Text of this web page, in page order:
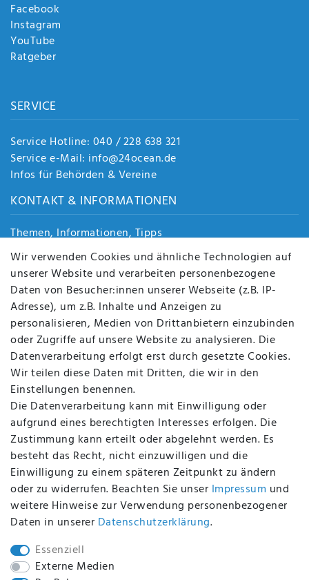
Facebook
Instagram
YouTube
Ratgeber
SERVICE
Service Hotline: 040 / 228 638 321
Service e-Mail: info@24ocean.de
Infos für Behörden & Vereine
KONTAKT & INFORMATIONEN
Themen, Informationen, Tipps
Jobs
Über uns
Kontakt
Datenschutz
AGB
FAQ
Batterieentsorgung
Altölverordnung
Impressum
BEQUEM UND SICHER BEZAHLEN MIT
BEI UNS SIND SIE SICHER!
Wir verwenden Cookies und ähnliche Technologien auf
unserer Website und verarbeiten personenbezogene
Daten von Besucher:innen unserer Webseite (z.B. IP-
Adresse), um z.B. Inhalte und Anzeigen zu
personalisieren, Medien von Drittanbietern einzubinden
oder Zugriffe auf unsere Website zu analysieren. Die
Datenverarbeitung erfolgt erst durch gesetzte Cookies.
Wir teilen diese Daten mit Dritten, die wir in den
Einstellungen benennen.
Die Datenverarbeitung kann mit Einwilligung oder
aufgrund eines berechtigten Interesses erfolgen. Die
Zustimmung kann erteilt oder abgelehnt werden. Es
besteht das Recht, nicht einzuwilligen und die
Einwilligung zu einem späteren Zeitpunkt zu ändern
oder zu widerrufen. Beachten Sie unser Impressum und
weitere Hinweise zur Verwendung personenbezogener
Daten in unserer Daten­schutz­erklärung.
Essenziell
Externe Medien